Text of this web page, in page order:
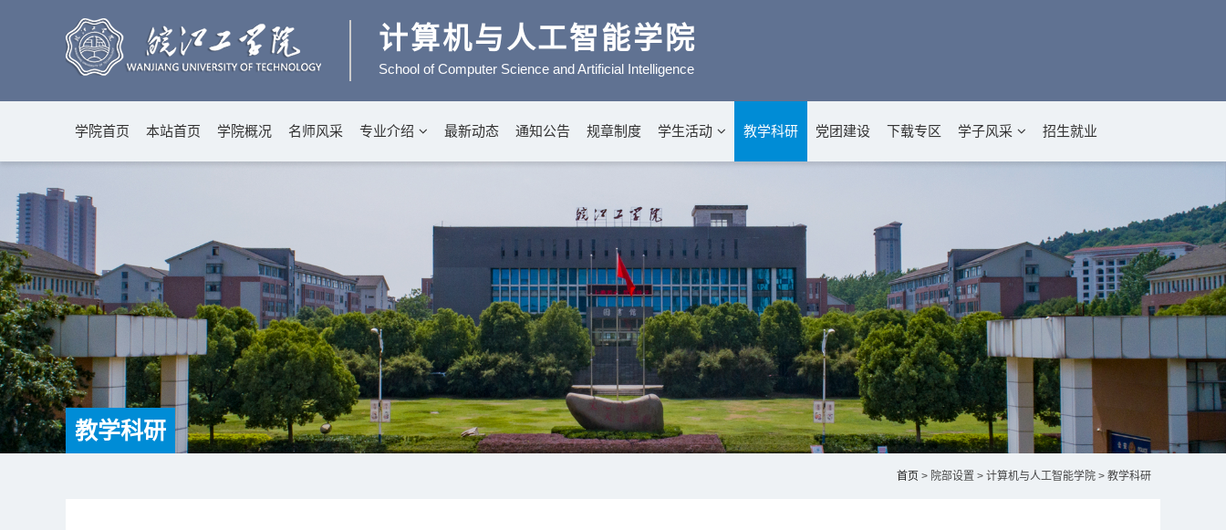
计算机与人工智能学院
School of Computer Science and Artificial Intelligence
学院首页 本站首页 学院概况 名师风采 专业介绍 最新动态 通知公告 规章制度 学生活动 教学科研 党团建设 下载专区 学子风采 招生就业
教学科研
首页 > 院部设置 > 计算机与人工智能学院 > 教学科研